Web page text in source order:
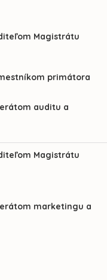
Magistrátu
primátora
auditu a
Magistrátu
marketingu a